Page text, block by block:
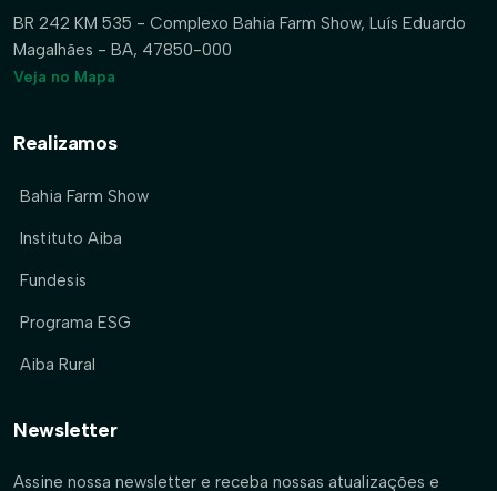
BR 242 KM 535 - Complexo Bahia Farm Show, Luís Eduardo
Magalhães - BA, 47850-000
Veja no Mapa
Realizamos
Bahia Farm Show
Instituto Aiba
Fundesis
Programa ESG
Aiba Rural
Newsletter
Assine nossa newsletter e receba nossas atualizações e